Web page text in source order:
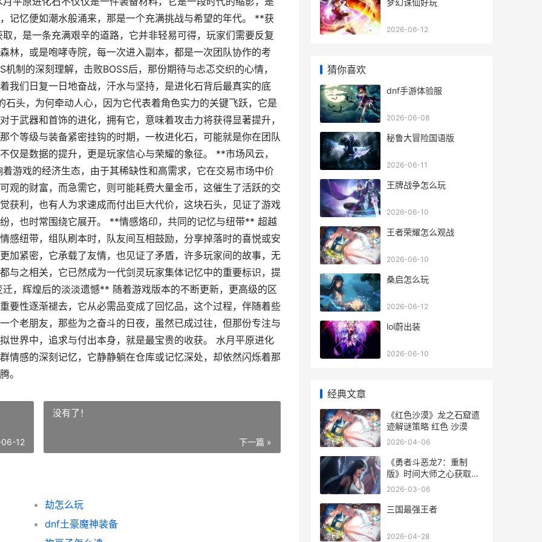
记忆便如潮水般涌来，那是一个充满挑战与希望的年代。 **获
，是一条充满艰辛的道路，它并非轻易可得，玩家们需要反复
林，或是咆哮寺院，每一次进入副本，都是一次团队协作的考
制的深刻理解，击败BOSS后，那份期待与忐忑交织的心情，
我们日复一日地奋战，汗水与坚持，是进化石背后最真实的底
头，为何牵动人心，因为它代表着角色实力的关键飞跃，它是
于武器和首饰的进化，拥有它，意味着攻击力将获得显著提升，
个等级与装备紧密挂钩的时期，一枚进化石，可能就是你在团队
仅是数据的提升，更是玩家信心与荣耀的象征。 **市场风云，
游戏的经济生态，由于其稀缺性和高需求，它在交易市场中价
观的财富，而急需它，则可能耗费大量金币，这催生了活跃的交
获利，也有人为求速成而付出巨大代价，这块石头，见证了游戏
，也时常围绕它展开。 **情感烙印，共同的记忆与纽带** 超越
感纽带，组队刷本时，队友间互相鼓励，分享掉落时的喜悦或安
加紧密，它承载了友情，也见证了矛盾，许多玩家间的故事，无
与之相关，它已然成为一代剑灵玩家集体记忆中的重要标识，提
，辉煌后的淡淡遗憾** 随着游戏版本的不断更新，更高级的区
要性逐渐褪去，它从必需品变成了回忆品，这个过程，伴随着些
个老朋友，那些为之奋斗的日夜，虽然已成过往，但那份专注与
世界中，追求与付出本身，就是最宝贵的收获。 水月平原进化
情感的深刻记忆，它静静躺在仓库或记忆深处，却依然闪烁着那
。
12
没有了！
下一篇 »
劫怎么玩
dnf土豪魔神装备
梦幻诛仙好玩
2026-06-12
猜你喜欢
dnf手游体验服
2026-06-08
秘鲁大冒险国语版
2026-06-11
王牌战争怎么玩
2026-06-10
王者荣耀怎么观战
2026-06-10
桑启怎么玩
2026-06-12
lol蔚出装
2026-06-10
经典文章
《红色沙漠》龙之石窟遗
迹解谜策略 红色 沙漠
2026-04-06
《勇者斗恶龙7：重制
版》时间大师之心获取策
略 勇者斗恶龙7怪物之心
2026-03-06
三国最强王者
2026-04-28